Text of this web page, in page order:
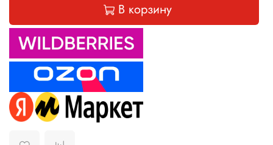
В корзину